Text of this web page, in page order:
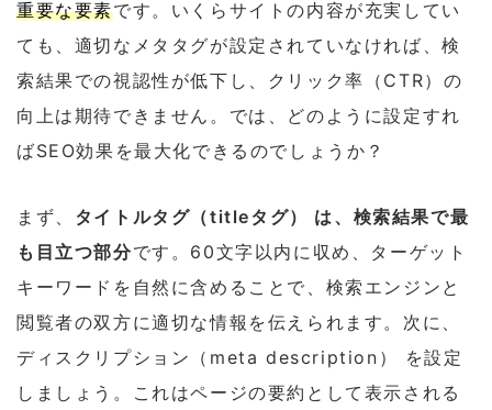
重要な要素です。いくらサイトの内容が充実してい
ても、適切なメタタグが設定されていなければ、検
索結果での視認性が低下し、クリック率（CTR）の
向上は期待できません。では、どのように設定すれ
ばSEO効果を最大化できるのでしょうか？
まず、 タイトルタグ（titleタグ） は、検索結果で最
も目立つ部分です。60文字以内に収め、ターゲット
キーワードを自然に含めることで、検索エンジンと
閲覧者の双方に適切な情報を伝えられます。次に、
ディスクリプション（meta description） を設定
しましょう。これはページの要約として表示される